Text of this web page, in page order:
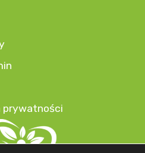
prywatności